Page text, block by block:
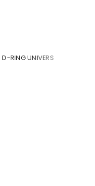
D-RING UNIVERS